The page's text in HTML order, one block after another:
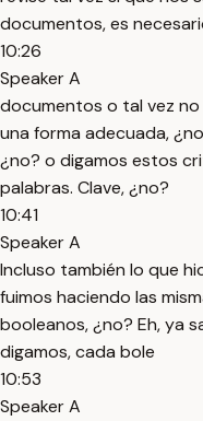
documentos, es
10:26
Speaker A
documentos o tal vez
una forma adecuada,
¿no? o digamos estos
palabras. Clave, ¿no?
10:41
Speaker A
Incluso también lo que
fuimos haciendo las
booleanos, ¿no? Eh, ya
digamos, cada bole
10:53
Speaker A